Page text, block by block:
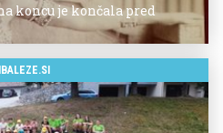
koncu je končala pred